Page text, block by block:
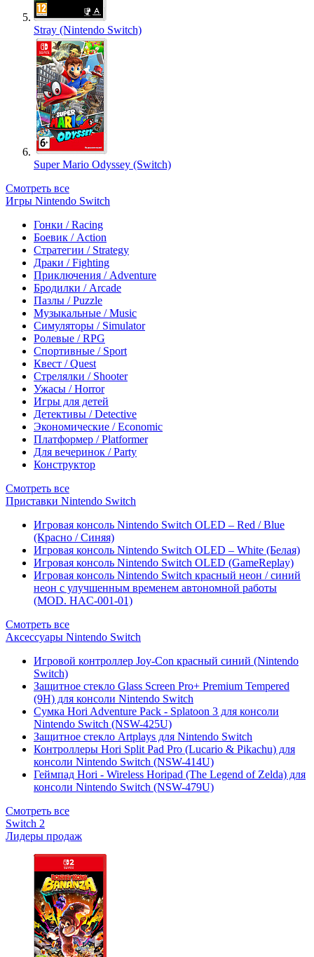
Stray (Nintendo Switch)
Super Mario Odyssey (Switch)
Смотреть все
Игры Nintendo Switch
Гонки / Racing
Боевик / Action
Стратегии / Strategy
Драки / Fighting
Приключения / Adventure
Бродилки / Arcade
Пазлы / Puzzle
Музыкальные / Music
Симуляторы / Simulator
Ролевые / RPG
Спортивные / Sport
Квест / Quest
Стрелялки / Shooter
Ужасы / Horror
Игры для детей
Детективы / Detective
Экономические / Economic
Платформер / Platformer
Для вечеринок / Party
Конструктор
Смотреть все
Приставки Nintendo Switch
Игровая консоль Nintendo Switch OLED – Red / Blue
(Красно / Синяя)
Игровая консоль Nintendo Switch OLED – White (Белая)
Игровая консоль Nintendo Switch OLED (GameReplay)
Игровая консоль Nintendo Switch красный неон / синий
неон с улучшенным временем автономной работы
(MOD. HAC-001-01)
Смотреть все
Аксессуары Nintendo Switch
Игровой контроллер Joy-Con красный синий (Nintendo
Switch)
Защитное стекло Glass Screen Pro+ Premium Tempered
(9H) для консоли Nintendo Switch
Сумка Hori Adventure Pack - Splatoon 3 для консоли
Nintendo Switch (NSW-425U)
Защитное стекло Artplays для Nintendo Switch
Контроллеры Hori Split Pad Pro (Lucario & Pikachu) для
консоли Nintendo Switch (NSW-414U)
Геймпад Hori - Wireless Horipad (The Legend of Zelda) для
консоли Nintendo Switch (NSW-479U)
Смотреть все
Switch 2
Лидеры продаж